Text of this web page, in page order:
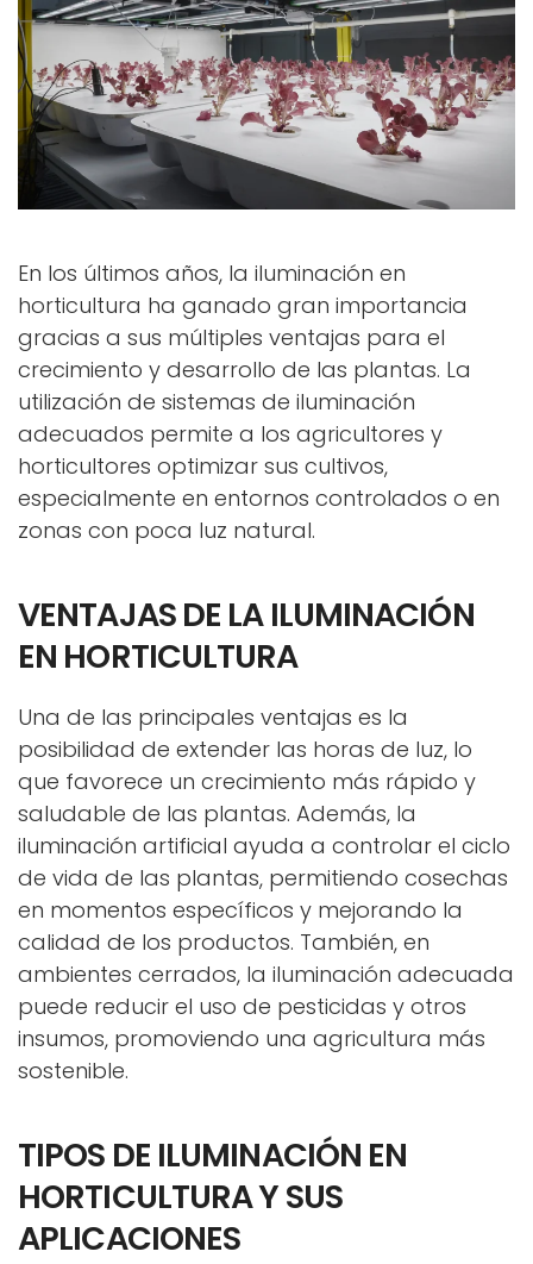
En los últimos años, la iluminación en
horticultura ha ganado gran importancia
gracias a sus múltiples ventajas para el
crecimiento y desarrollo de las plantas. La
utilización de sistemas de iluminación
adecuados permite a los agricultores y
horticultores optimizar sus cultivos,
especialmente en entornos controlados o en
zonas con poca luz natural.
VENTAJAS DE LA ILUMINACIÓN
EN HORTICULTURA
Una de las principales ventajas es la
posibilidad de extender las horas de luz, lo
que favorece un crecimiento más rápido y
saludable de las plantas. Además, la
iluminación artificial ayuda a controlar el ciclo
de vida de las plantas, permitiendo cosechas
en momentos específicos y mejorando la
calidad de los productos. También, en
ambientes cerrados, la iluminación adecuada
puede reducir el uso de pesticidas y otros
insumos, promoviendo una agricultura más
sostenible.
TIPOS DE ILUMINACIÓN EN
HORTICULTURA Y SUS
APLICACIONES